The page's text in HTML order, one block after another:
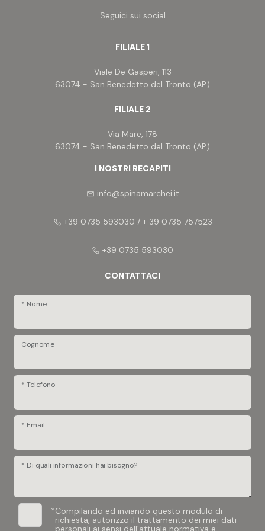
Seguici sui social
FILIALE 1
Viale De Gasperi, 113
63074 - San Benedetto del Tronto (AP)
FILIALE 2
Via Mare, 178
63074 - San Benedetto del Tronto (AP)
I NOSTRI RECAPITI
info@spinamarchei.it
+39 0735 593030 / + 39 0735 757523
+39 0735 593030
CONTATTACI
* Nome
Cognome
* Telefono
* Email
* Di quali informazioni hai bisogno?
*Compilando ed inviando questo modulo di
richiesta, autorizzo il trattamento dei miei dati